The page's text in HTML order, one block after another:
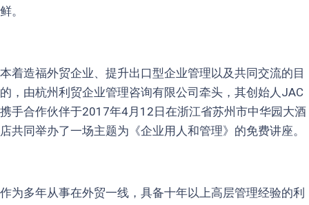
鲜。
本着造福外贸企业、提升出口型企业管理以及共同交流的目
的，由杭州利贸企业管理咨询有限公司牵头，其创始人JAC
携手合作伙伴于2017年4月12日在浙江省苏州市中华园大酒
店共同举办了一场主题为《企业用人和管理》的免费讲座。
作为多年从事在外贸一线，具备十年以上高层管理经验的利